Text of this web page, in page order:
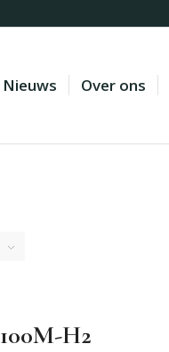
Nieuws Over ons
H2